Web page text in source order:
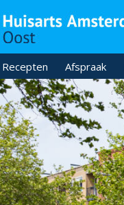
Recepten Afspraak